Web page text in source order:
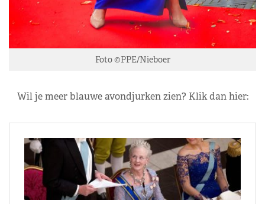
Foto ©PPE/Nieboer
Wil je meer blauwe avondjurken zien? Klik dan hier: